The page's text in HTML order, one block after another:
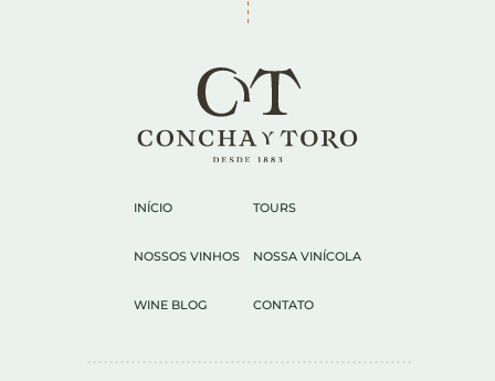
INÍCIO TOURS
NOSSOS VINHOS NOSSA VINÍCOLA
WINE BLOG CONTATO